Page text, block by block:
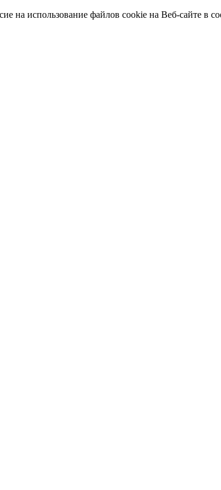
на использование файлов cookie на Веб-сайте в